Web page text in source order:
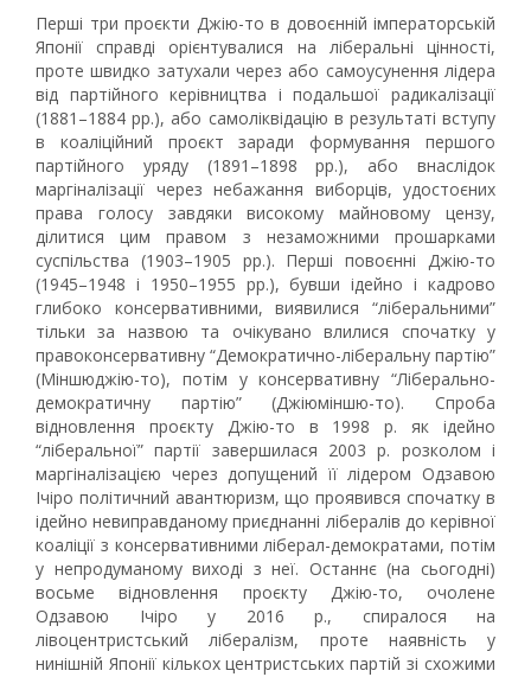
Перші три проєкти Джію-то в довоєнній імператорській
Японії справді орієнтувалися на ліберальні цінності,
проте швидко затухали через або самоусунення лідера
від партійного керівництва і подальшої радикалізації
(1881–1884 рр.), або самоліквідацію в результаті вступу
в коаліційний проєкт заради формування першого
партійного уряду (1891–1898 рр.), або внаслідок
маргіналізації через небажання виборців, удостоєних
права голосу завдяки високому майновому цензу,
ділитися цим правом з незаможними прошарками
суспільства (1903–1905 рр.). Перші повоєнні Джію-то
(1945–1948 і 1950–1955 рр.), бувши ідейно і кадрово
глибоко консервативними, виявилися “ліберальними”
тільки за назвою та очікувано влилися спочатку у
правоконсервативну “Демократично-ліберальну партію”
(Міншюджію-то), потім у консервативну “Ліберально-
демократичну партію” (Джіюміншю-то). Спроба
відновлення проєкту Джію-то в 1998 р. як ідейно
“ліберальної” партії завершилася 2003 р. розколом і
маргіналізацією через допущений її лідером Одзавою
Ічіро політичний авантюризм, що проявився спочатку в
ідейно невиправданому приєднанні лібералів до керівної
коаліції з консервативними ліберал-демократами, потім
у непродуманому виході з неї. Останнє (на сьогодні)
восьме відновлення проєкту Джію-то, очолене
Одзавою Ічіро у 2016 р., спиралося на
лівоцентристський лібералізм, проте наявність у
нинішній Японії кількох центристських партій зі схожими